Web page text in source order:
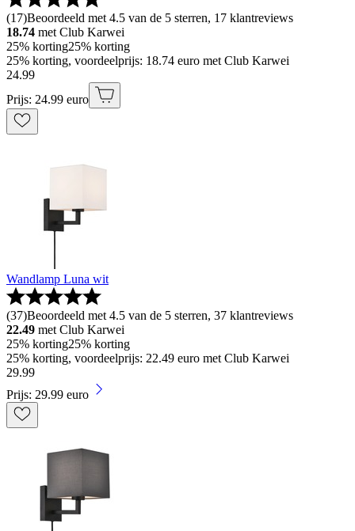
(17)Beoordeeld met 4.5 van de 5 sterren, 17 klantreviews
18.74 met Club Karwei
25% korting25% korting
25% korting, voordeelprijs: 18.74 euro met Club Karwei
24.99
Prijs: 24.99 euro
Wandlamp Luna wit
(37)Beoordeeld met 4.5 van de 5 sterren, 37 klantreviews
22.49 met Club Karwei
25% korting25% korting
25% korting, voordeelprijs: 22.49 euro met Club Karwei
29.99
Prijs: 29.99 euro